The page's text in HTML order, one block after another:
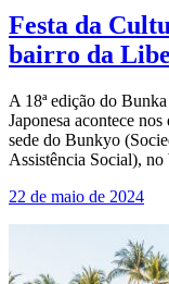
Festa da
bairro da
A 18ª edição do
Japonesa acontece
sede do Bunkyo
Assistência Social),
22 de maio de 2024